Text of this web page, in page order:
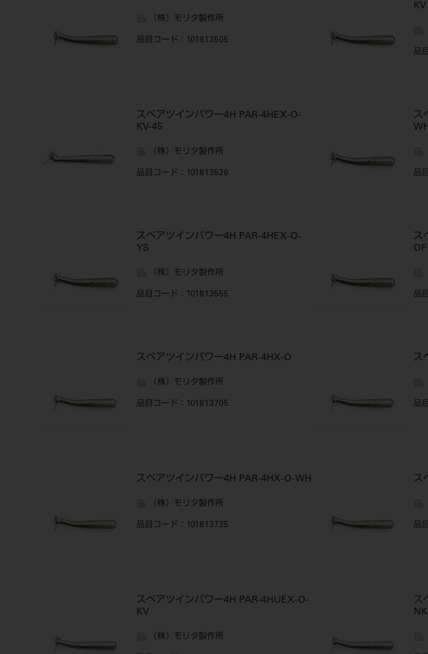
（株）モリタ製作所
品目コード ：101813505
KV
品
スペアツインパワー4H PAR-4HEX-O-
KV-45
（株）モリタ製作所
品目コード ：101813526
ス
品
スペアツインパワー4H PAR-4HEX-O-
YS
（株）モリタ製作所
品目コード ：101813555
ス
OF
品
スペアツインパワー4H PAR-4HX-O
（株）モリタ製作所
品目コード ：101813705
ス
品
スペアツインパワー4H PAR-4HX-O-WH
（株）モリタ製作所
品目コード ：101813735
ス
品
スペアツインパワー4H PAR-4HUEX-O-
KV
（株）モリタ製作所
ス
NK